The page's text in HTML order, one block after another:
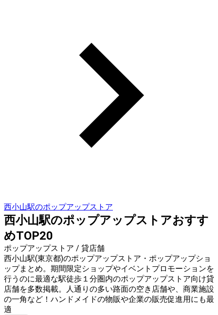
西小山駅のポップアップストア
西小山駅のポップアップストアおすす
めTOP20
ポップアップストア / 貸店舗
西小山駅(東京都)のポップアップストア・ポップアップショ
ップまとめ。期間限定ショップやイベントプロモーションを
行うのに最適な駅徒歩１分圏内のポップアップストア向け貸
店舗を多数掲載。人通りの多い路面の空き店舗や、商業施設
の一角など！ハンドメイドの物販や企業の販売促進用にも最
適